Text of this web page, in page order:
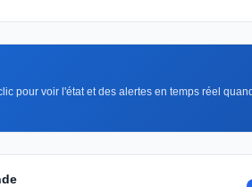
pour voir l'état et des alertes en temps réel